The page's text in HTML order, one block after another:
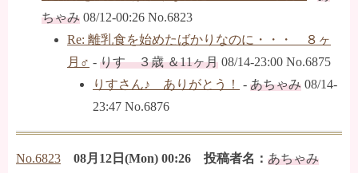
ちゃみ 08/12-00:26 No.6823
Re: 離乳食を始めたばかりなのに・・・ ８ヶ
月♂ - りす ３歳 ＆11ヶ月 08/14-23:00 No.6875
りすさん♪ ありがとう！
- あちゃみ 08/14-
23:47 No.6876
No.6823 08月12日(Mon) 00:26 投稿者名： あちゃみ